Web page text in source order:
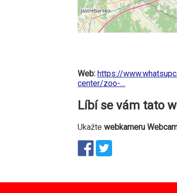
Web: https://
center/zoo-…
Líbí se vám tato
Ukažte webkameru